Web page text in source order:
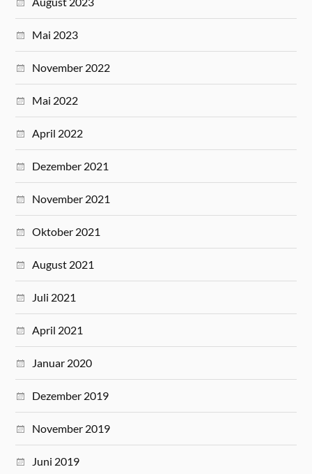
Mai 2023
November 2022
Mai 2022
April 2022
Dezember 2021
November 2021
Oktober 2021
August 2021
Juli 2021
April 2021
Januar 2020
Dezember 2019
November 2019
Juni 2019